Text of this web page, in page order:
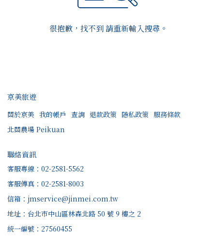
很抱歉，找不到 請重新輸入搜尋。
京美旅遊
關於京美 我的帳戶 查詢 退款政策 隱私政策 服務條款
北關農場 Peikuan
聯絡資訊
客服專線：02-2581-5562
客服傳真：02-2581-8003
信箱：jmservice@jinmei.com.tw
地址：台北市中山區林森北路 50 號 9 樓之 2
統一編號：27560455